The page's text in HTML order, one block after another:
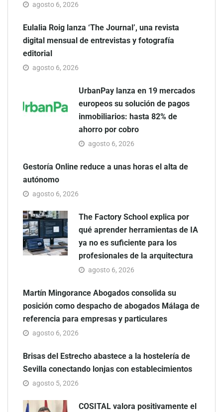
agosto 6, 2026
Eulalia Roig lanza ‘The Journal’, una revista
digital mensual de entrevistas y fotografía
editorial
agosto 6, 2026
UrbanPay lanza en 19 mercados
europeos su solución de pagos
inmobiliarios: hasta 82% de
ahorro por cobro
agosto 6, 2026
Gestoría Online reduce a unas horas el alta de
autónomo
agosto 6, 2026
The Factory School explica por
qué aprender herramientas de IA
ya no es suficiente para los
profesionales de la arquitectura
agosto 6, 2026
Martín Mingorance Abogados consolida su
posición como despacho de abogados Málaga de
referencia para empresas y particulares
agosto 6, 2026
Brisas del Estrecho abastece a la hostelería de
Sevilla conectando lonjas con establecimientos
agosto 5, 2026
COSITAL valora positivamente el